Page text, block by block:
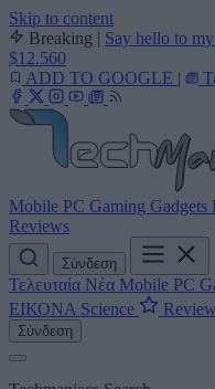
Skip to content
Breaking | Say hello to
$12.560
ADD TO GOOGLE |
Mobile PC Gaming Gadgets
Reviews
Σύνδεση
Τελευταία Νέα Mobile PC
ΕΙΚΟΝΑ Science
Σύνδεση